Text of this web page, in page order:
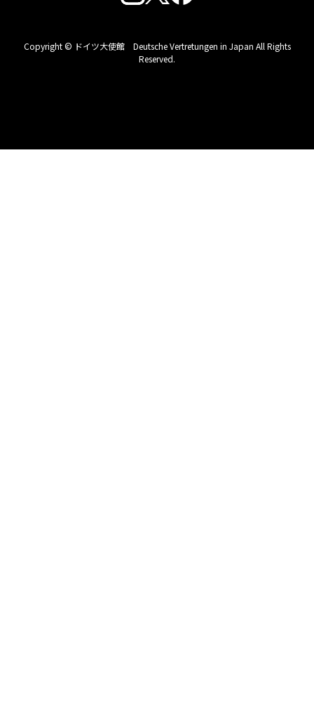
Copyright © ドイツ大使館 Deutsche Vertretungen in Japan All Rights
Reserved.